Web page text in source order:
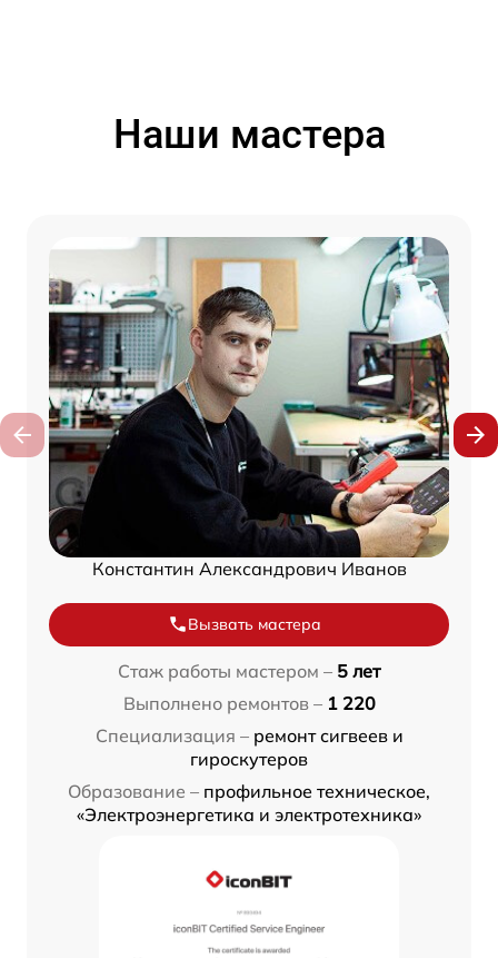
Наши мастера
Константин Александрович Иванов
Вызвать мастера
Стаж работы мастером – 5 лет
Выполнено ремонтов – 1 220
Специализация – ремонт сигвеев и
гироскутеров
Образование – профильное техническое,
«Электроэнергетика и электротехника»